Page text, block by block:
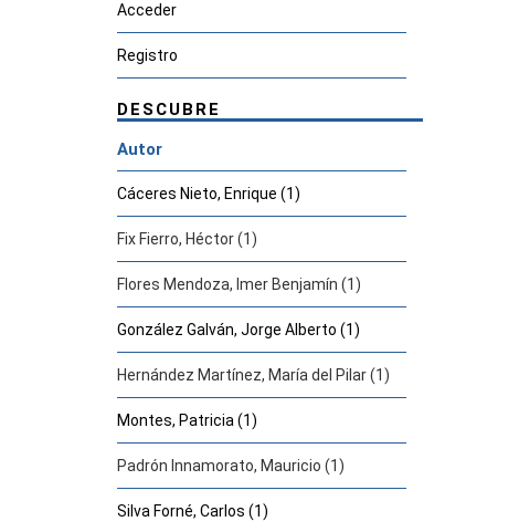
Acceder
Registro
DESCUBRE
Autor
Cáceres Nieto, Enrique (1)
Fix Fierro, Héctor (1)
Flores Mendoza, Imer Benjamín (1)
González Galván, Jorge Alberto (1)
Hernández Martínez, María del Pilar (1)
Montes, Patricia (1)
Padrón Innamorato, Mauricio (1)
Silva Forné, Carlos (1)